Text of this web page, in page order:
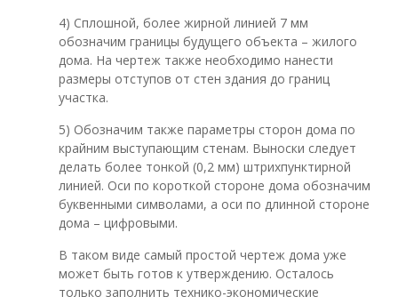
4) Сплошной, более жирной линией 7 мм
обозначим границы будущего объекта – жилого
дома. На чертеж также необходимо нанести
размеры отступов от стен здания до границ
участка.
5) Обозначим также параметры сторон дома по
крайним выступающим стенам. Выноски следует
делать более тонкой (0,2 мм) штрихпунктирной
линией. Оси по короткой стороне дома обозначим
буквенными символами, а оси по длинной стороне
дома – цифровыми.
В таком виде самый простой чертеж дома уже
может быть готов к утверждению. Осталось
только заполнить технико-экономические